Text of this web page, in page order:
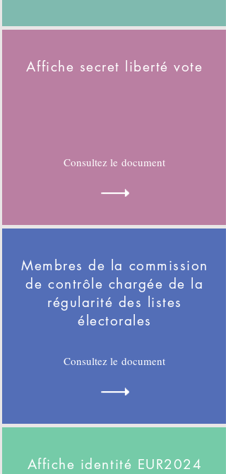
Affiche secret liberté vote
Consultez le document
Membres de la commission
de contrôle chargée de la
régularité des listes
électorales
Consultez le document
Affiche identité EUR2024